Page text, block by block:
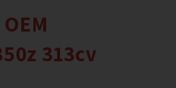
313cv